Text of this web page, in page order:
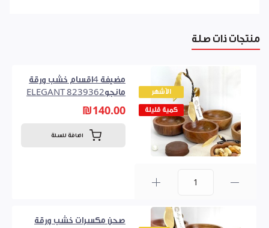
منتجات ذات صلة
الأشهر
كمية قليلة
مضيفة 4اقسام خشب ورقة
مانجو8239362 ELEGANT
₪140.00
اضافة للسلة
صحن مكسرات خشب ورقة